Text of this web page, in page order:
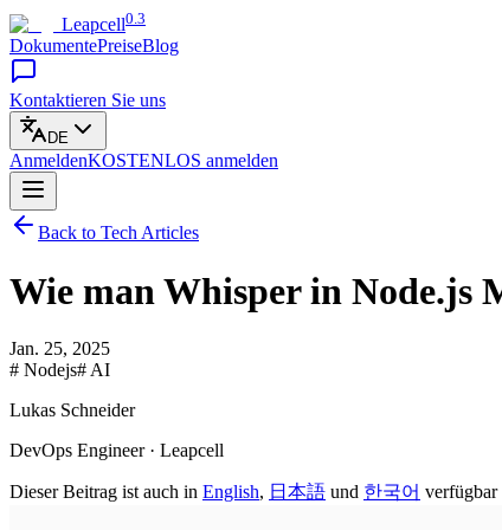
Leapcell0.3
DokumentePreiseBlog
Kontaktieren Sie uns
DE
AnmeldenKOSTENLOS anmelden
Back to Tech Articles
Wie man Whisper in Node.js
Jan. 25, 2025
# Nodejs# AI
Lukas Schneider
DevOps Engineer · Leapcell
Dieser Beitrag ist auch in English, 日本語 und 한국어 verfügbar